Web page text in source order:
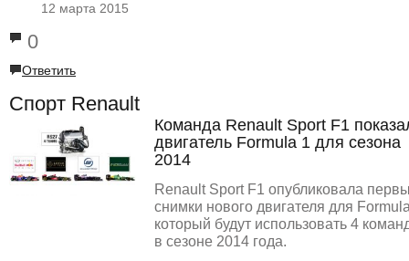
12 марта 2015
0
Ответить
Спорт Renault
Команда Renault Sport F1
двигатель Formula 1 для сезона
2014
Renault Sport F1 опубликовала
снимки нового двигателя для
который будут использовать 4
в сезоне 2014 года.